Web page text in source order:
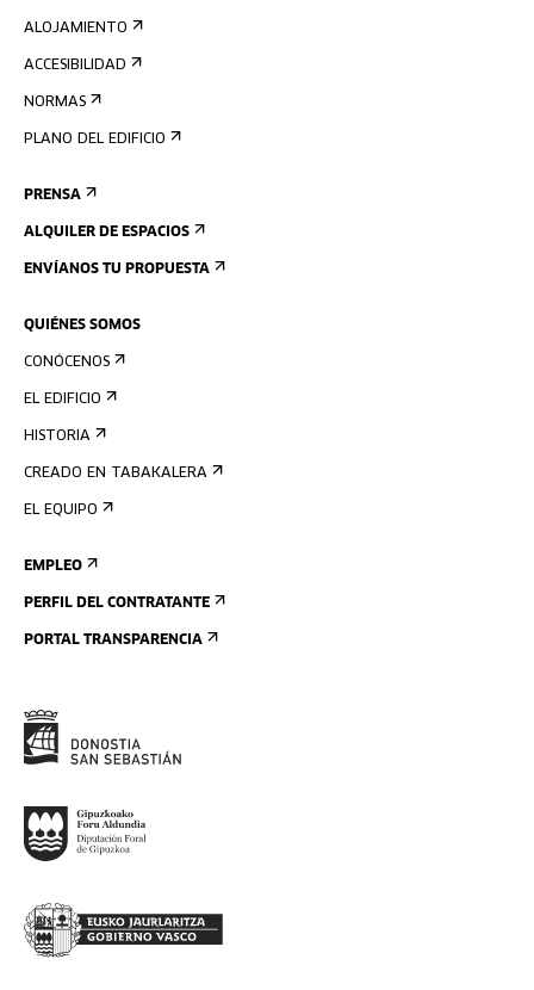
ALOJAMIENTO
ACCESIBILIDAD
NORMAS
PLANO DEL EDIFICIO
PRENSA
ALQUILER DE ESPACIOS
ENVÍANOS TU PROPUESTA
QUIÉNES SOMOS
CONÓCENOS
EL EDIFICIO
HISTORIA
CREADO EN TABAKALERA
EL EQUIPO
EMPLEO
PERFIL DEL CONTRATANTE
PORTAL TRANSPARENCIA